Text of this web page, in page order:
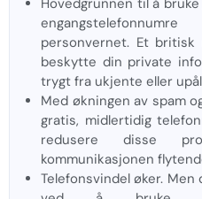
Hovedgrunnen til å
personvernet. Et britisk
beskytte din private
trygt fra ukjente eller
Med økningen av spam
gratis, midlertidig
redusere disse
kommunikasjonen
Telefonsvindel øker.